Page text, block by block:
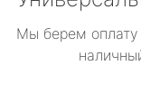
Мы берем